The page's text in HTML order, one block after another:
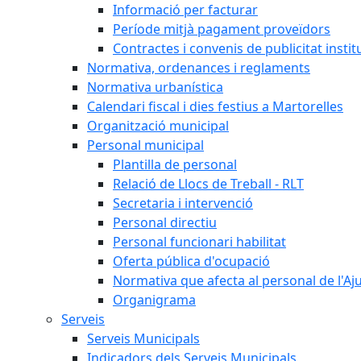
Informació per facturar
Període mitjà pagament proveïdors
Contractes i convenis de publicitat
Normativa, ordenances i reglaments
Normativa urbanística
Calendari fiscal i dies festius a Martorelles
Organització municipal
Personal municipal
Plantilla de personal
Relació de Llocs de Treball - RLT
Secretaria i intervenció
Personal directiu
Personal funcionari habilitat
Oferta pública d'ocupació
Normativa que afecta al personal de
Organigrama
Serveis
Serveis Municipals